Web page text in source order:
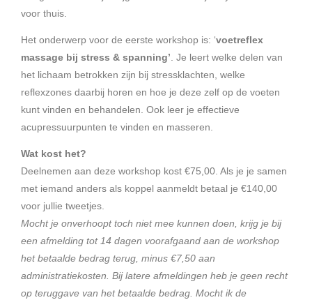
voor thuis.
Het onderwerp voor de eerste workshop is: ‘voetreflex
massage bij stress & spanning’. Je leert welke delen van
het lichaam betrokken zijn bij stressklachten, welke
reflexzones daarbij horen en hoe je deze zelf op de voeten
kunt vinden en behandelen. Ook leer je effectieve
acupressuurpunten te vinden en masseren.
Wat kost het?
Deelnemen aan deze workshop kost €75,00. Als je je samen
met iemand anders als koppel aanmeldt betaal je €140,00
voor jullie tweetjes.
Mocht je onverhoopt toch niet mee kunnen doen, krijg je bij
een afmelding tot 14 dagen voorafgaand aan de workshop
het betaalde bedrag terug, minus €7,50 aan
administratiekosten. Bij latere afmeldingen heb je geen recht
op teruggave van het betaalde bedrag. Mocht ik de